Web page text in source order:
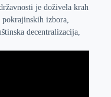
je doživela krah
pokrajinskih izbora,
decentralizacija,